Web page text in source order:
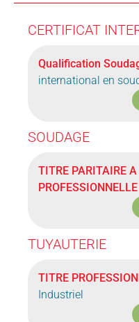
CERTIFICAT
Qualification
international en
SOUDAGE
TITRE PARITAIRE
PROFESSIONNELLE
TUYAUTERIE
TITRE
Industriel